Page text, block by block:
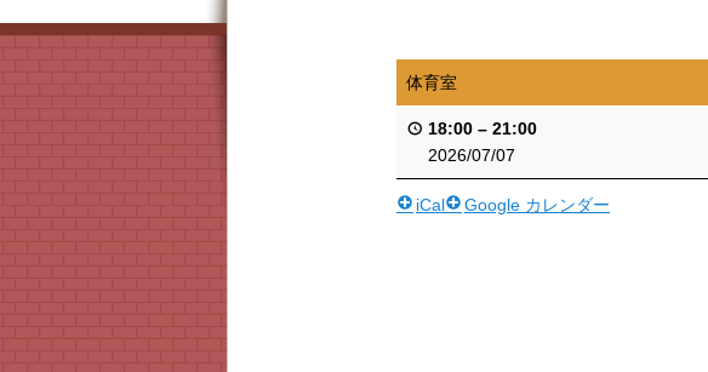
体育室
18:00 – 21:00
2026/07/07
iCal Google カレンダー